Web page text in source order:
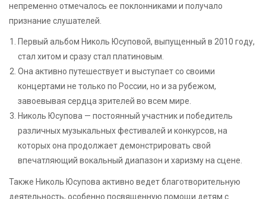
непременно отмечалось ее поклонниками и получало
признание слушателей.
Первый альбом Николь Юсуповой, выпущенный в 2010 году,
стал хитом и сразу стал платиновым.
Она активно путешествует и выступает со своими
концертами не только по России, но и за рубежом,
завоевывая сердца зрителей во всем мире.
Николь Юсупова — постоянный участник и победитель
различных музыкальных фестивалей и конкурсов, на
которых она продолжает демонстрировать свой
впечатляющий вокальный диапазон и харизму на сцене.
Также Николь Юсупова активно ведет благотворительную
деятельность, особенно посвященную помощи детям с